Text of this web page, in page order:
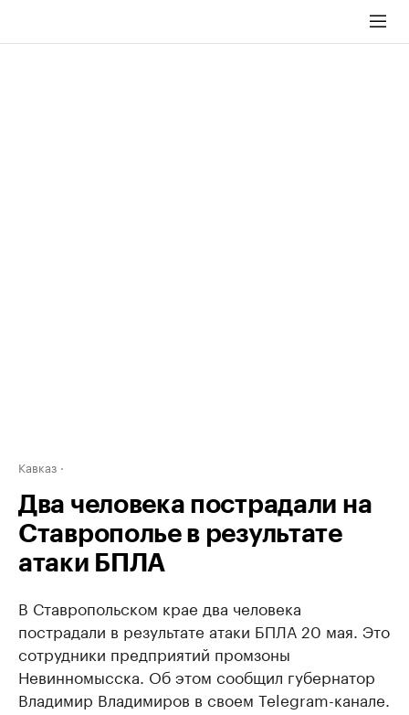
Кавказ
Два человека пострадали на
Ставрополье в результате
атаки БПЛА
В Ставропольском крае два человека
пострадали в результате атаки БПЛА 20 мая. Это
сотрудники предприятий промзоны
Невинномысска. Об этом сообщил губернатор
Владимир Владимиров в своем Telegram-канале.